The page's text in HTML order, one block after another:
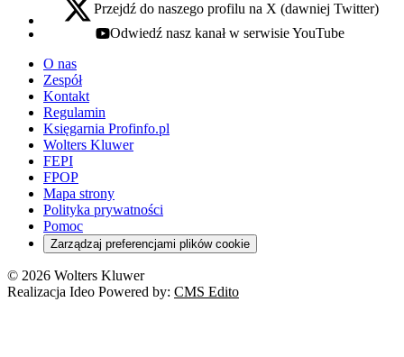
x - otwiera się w nowej karcie
Przejdź do naszego profilu na X (dawniej Twitter)
youtube - otwiera się w nowej karcie
Odwiedź nasz kanał w serwisie YouTube
O nas
Zespół
Kontakt
Regulamin
Księgarnia Profinfo.pl
Wolters Kluwer
FEPI
FPOP
Mapa strony
Polityka prywatności
Pomoc
Zarządzaj preferencjami plików cookie
© 2026 Wolters Kluwer
Realizacja Ideo Powered by: CMS Edito